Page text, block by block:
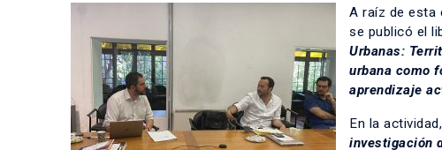
A raíz de esta
se publicó el
Urbanas:
urbana como
aprendizaje
En la
investigación